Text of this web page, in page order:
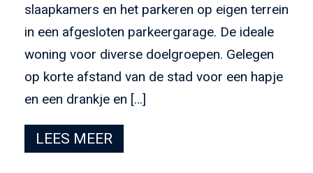
slaapkamers en het parkeren op eigen terrein
in een afgesloten parkeergarage. De ideale
woning voor diverse doelgroepen. Gelegen
op korte afstand van de stad voor een hapje
en een drankje en […]
LEES MEER